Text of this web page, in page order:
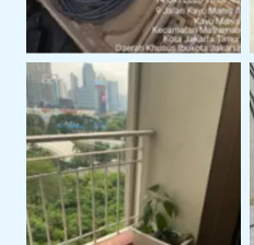
Layanan Support
Teknis Starlink di
Lokasi Klien